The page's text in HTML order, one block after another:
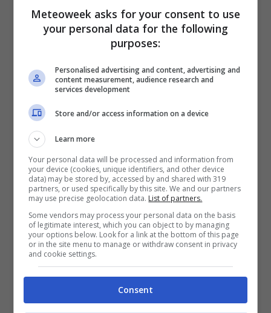
Clicca QUI meteo sabato 28 marzo Italia
In provincia di Milano : al mattinoGiornata
caratterizzata da alternanza tra sole e nubi,
più presenti lungo i rilievi ma senza
precipitazioni; in prevalenza ben soleggiato in
pianura durante il giorno. Clima meno freddo
Meteoweek asks for your consent to use
your personal data for the following
purposes:
Personalised advertising and content, advertising and
content measurement, audience research and
services development
Store and/or access information on a device
Learn more
Your personal data will be processed and information from
your device (cookies, unique identifiers, and other device
data) may be stored by, accessed by and shared with 319
partners, or used specifically by this site. We and our partners
may use precise geolocation data. List of partners.
Some vendors may process your personal data on the basis
of legitimate interest, which you can object to by managing
your options below. Look for a link at the bottom of this page
or in the site menu to manage or withdraw consent in privacy
and cookie settings.
Consent